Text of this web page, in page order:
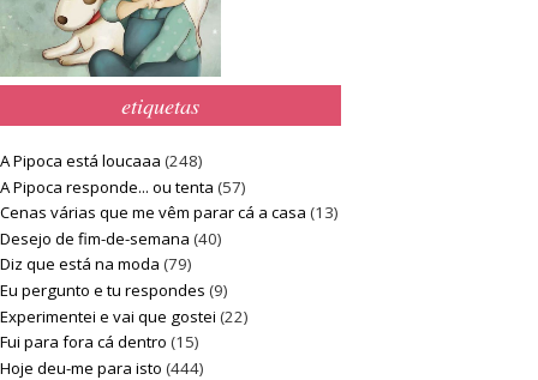
etiquetas
A Pipoca está loucaaa (248)
A Pipoca responde... ou tenta (57)
Cenas várias que me vêm parar cá a casa (13)
Desejo de fim-de-semana (40)
Diz que está na moda (79)
Eu pergunto e tu respondes (9)
Experimentei e vai que gostei (22)
Fui para fora cá dentro (15)
Hoje deu-me para isto (444)